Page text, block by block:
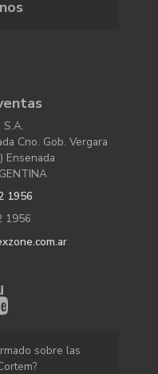
S.A.
Cno. Gob. Vergara
Ensenada
1956
1956
sobre las